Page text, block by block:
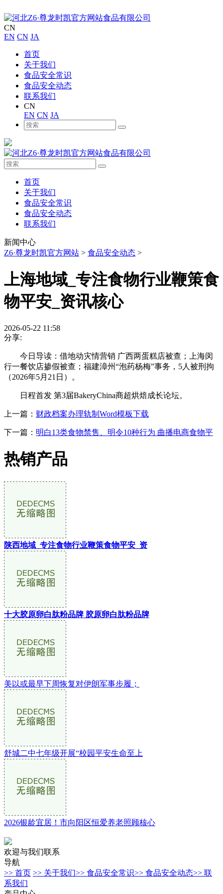
CN
EN CN JA
首页
关于我们
食品安全常识
食品安全动态
联系我们
CN
EN CN JA
首页
关于我们
食品安全常识
食品安全动态
联系我们
新闻中心
Z6·尊龙时凯官方网站 > 食品安全动态 >
上海地域_专注食物行业鞭策食
物平安_资讯核心
2026-05-22 11:58
分享:
今日导读：借地动灾情营销 广西两蛋糕店被查；上海闵
行一餐饮店掺假被查；福建漳州“泡药杨梅”事务，5人被刑拘
（2026年5月21日）。
日程首发 第3届BakeryChina商超烘焙成长论坛。
上一篇： 财政档案办理轨制Word模板下载
下一篇： 明白13类食物禁售、明令10种行为 曲播电商食物平
热销产品
陕西地域_专注食物行业鞭策食物平安_资
十大胶原卵白肽粉品牌 胶原卵白肽粉品牌
美以或最早下周恢复对伊朗军事步履；
舒城二中七年级开展“校园平安生命至上
2026银龄宜居！市向阳区恒爱养老照顾核心
欢迎与我们联系
导航
>> 首页 >> 关于我们>> 食品安全常识>> 食品安全动态>> 联
系我们